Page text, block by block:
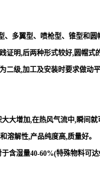
、多翼型、喷枪型、锥型和
证明,后两种形式较好,圆帽
二级,加工及安装时要求做动
大增加,在热风气流中,瞬间
溶解性,产品纯度高,质量好。
含湿量40-60%(特殊物料可